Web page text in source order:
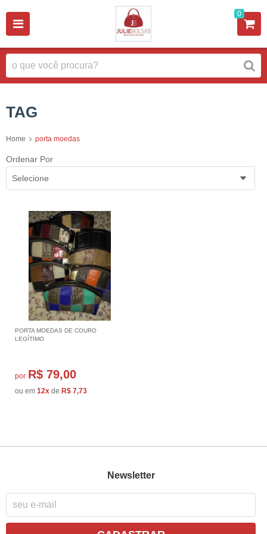
0
TAG
Home porta moedas
Ordenar Por
Selecione
PORTA MOEDAS DE COURO
LEGÍTIMO
por R$ 79,00
ou em 12x de R$ 7,73
Newsletter